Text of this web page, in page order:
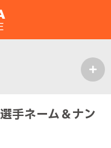
手ネーム＆ナン